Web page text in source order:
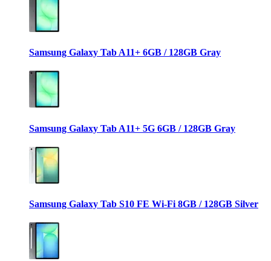
Samsung Galaxy Tab A11+ 6GB / 128GB Gray
Samsung Galaxy Tab A11+ 5G 6GB / 128GB Gray
Samsung Galaxy Tab S10 FE Wi-Fi 8GB / 128GB Silver